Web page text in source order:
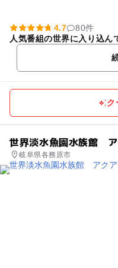
4.7
80件
人気番組の世界に入り込ん
ク
世界淡水魚園水族館
岐阜県各務原市